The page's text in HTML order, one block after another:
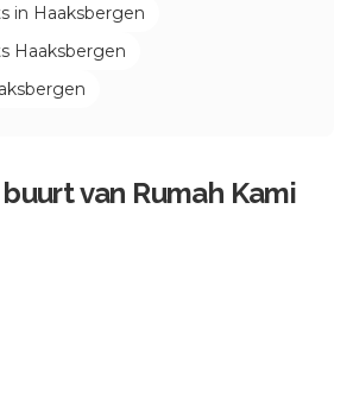
in Haaksbergen
Haaksbergen
van Rumah Kami